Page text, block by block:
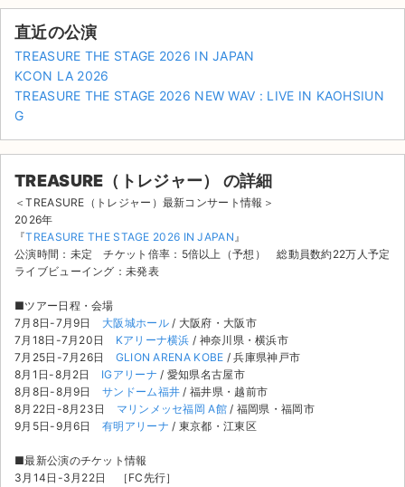
AIに質問する
よくある質問
お知らせ
サイト情報
直近の公演
TREASURE THE STAGE 2026 IN JAPAN
KCON LA 2026
TREASURE THE STAGE 2026 NEW WAV : LIVE IN KAOHSIUN
G
TREASURE（トレジャー） の詳細
＜TREASURE（トレジャー）最新コンサート情報＞
2026年
『TREASURE THE STAGE 2026 IN JAPAN』
公演時間：未定 チケット倍率：5倍以上（予想） 総動員数約22万人予定
ライブビューイング：未発表
■ツアー日程・会場
7月8日-7月9日 大阪城ホール/ 大阪府・大阪市
7月18日-7月20日 Kアリーナ横浜 / 神奈川県・横浜市
7月25日-7月26日 GLION ARENA KOBE / 兵庫県神戸市
8月1日-8月2日 IGアリーナ / 愛知県名古屋市
8月8日-8月9日サンドーム福井 / 福井県・越前市
8月22日-8月23日 マリンメッセ福岡 A館/ 福岡県・福岡市
9月5日-9月6日有明アリーナ / 東京都・江東区
■最新公演のチケット情報
3月14日-3月22日 ［FC先行］